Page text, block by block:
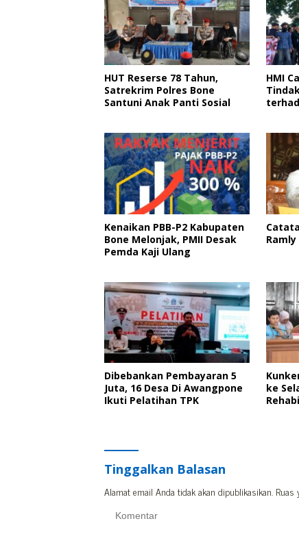
HUT Reserse 78 Tahun,
Satrekrim Polres Bone
Santuni Anak Panti Sosial
HMI
Kenaikan PBB-P2 Kabupaten
Bone Melonjak, PMII Desak
Pemda Kaji Ulang
Dibebankan Pembayaran 5
Juta, 16 Desa Di Awangpone
Ikuti Pelatihan TPK
ke
Tinggalkan Balasan
Alamat email Anda tidak akan dipublikasikan. Ruas